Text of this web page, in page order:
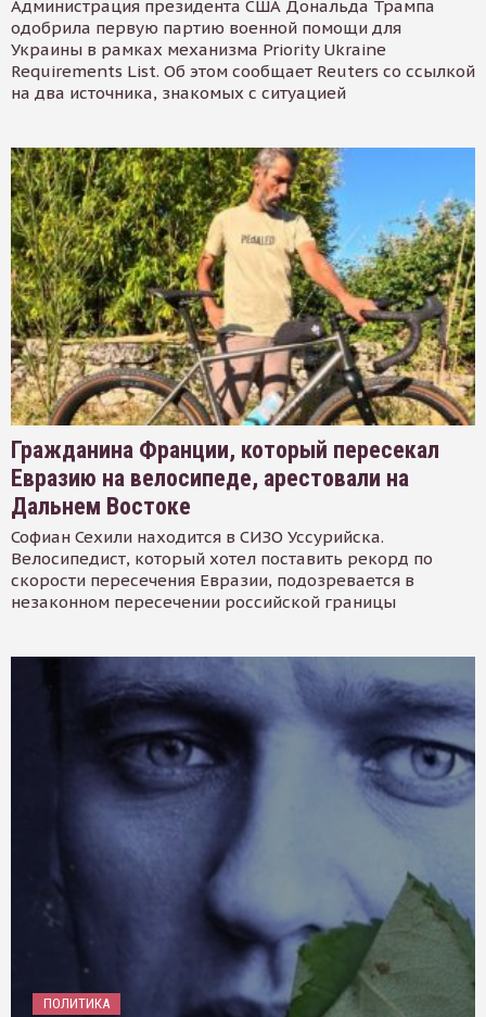
Администрация президента США Дональда Трампа
одобрила первую партию военной помощи для
Украины в рамках механизма Priority Ukraine
Requirements List. Об этом сообщает Reuters со ссылкой
на два источника, знакомых с ситуацией
Гражданина Франции, который пересекал
Евразию на велосипеде, арестовали на
Дальнем Востоке
Софиан Сехили находится в СИЗО Уссурийска.
Велосипедист, который хотел поставить рекорд по
скорости пересечения Евразии, подозревается в
незаконном пересечении российской границы
ПОЛИТИКА